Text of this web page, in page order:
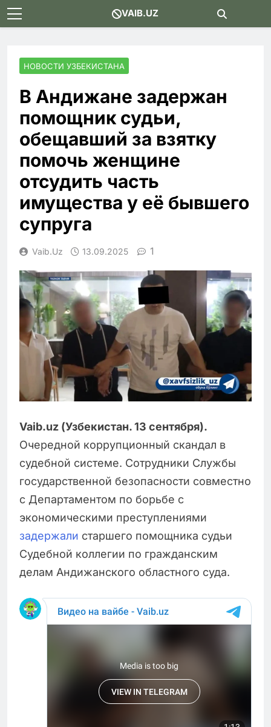
Skip
to
VAIB.UZ
НОВОСТИ УЗБЕКИСТАНА
В Андижане задержан
помощник судьи,
обещавший за взятку
помочь женщине
отсудить часть
имущества у её бывшего
супруга
Vaib.uz 13.09.2025 1
Vaib.uz (Узбекистан. 13 сентября).
Очередной коррупционный скандал в
судебной системе. Сотрудники Службы
государственной безопасности совместно
с Департаментом по борьбе с
экономическими преступлениями
задержали старшего помощника судьи
Судебной коллегии по гражданским
делам Андижанского областного суда.